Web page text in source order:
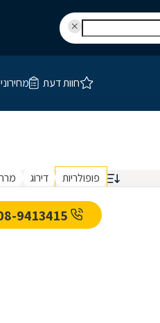
חוות דעת
פופולריות דירוג